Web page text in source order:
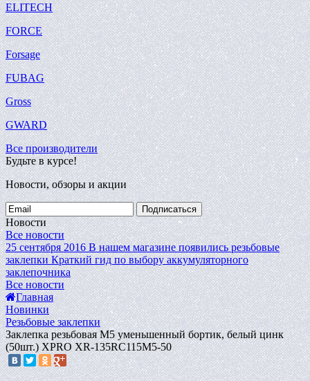
ELITECH
FORCE
Forsage
FUBAG
Gross
GWARD
Все производители
Будьте в курсе!
Новости, обзоры и акции
Подписаться
Новости
Все новости
25 сентября 2016 В нашем магазине появились резьбовые
заклепки Краткий гид по выбору аккумуляторного
заклепочника
Все новости
Главная
Новинки
Резьбовые заклепки
Заклепка резьбовая M5 уменьшенный бортик, белый цинк
(50шт.) XPRO XR-135RC115M5-50